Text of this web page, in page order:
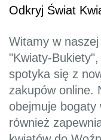
Odkryj Świat
Witamy w
"Kwiaty-
spotyka się z
zakupów online.
obejmuje bogaty
również